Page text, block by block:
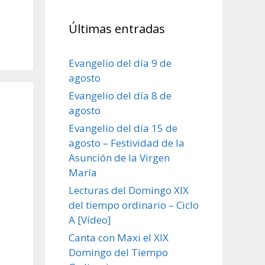
Últimas entradas
Evangelio del día 9 de
agosto
Evangelio del día 8 de
agosto
Evangelio del día 15 de
agosto – Festividad de la
Asunción de la Virgen
María
Lecturas del Domingo XIX
del tiempo ordinario – Ciclo
A [Vídeo]
Canta con Maxi el XIX
Domingo del Tiempo